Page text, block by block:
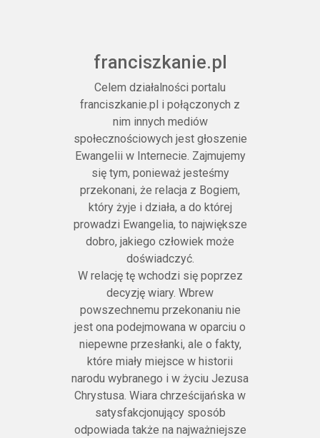
kopalni? Jak przebiegało internowanie? Czy
muzułmanin może dać katolikowi przykład
modlitwy? Co panu Krzysztofowi powiedział św.
Jan Paweł II?
franciszkanie.pl
Celem działalności portalu
franciszkanie.pl i połączonych z
nim innych mediów
społecznościowych jest głoszenie
Ewangelii w Internecie. Zajmujemy
się tym, ponieważ jesteśmy
przekonani, że relacja z Bogiem,
który żyje i działa, a do której
prowadzi Ewangelia, to największe
dobro, jakiego człowiek może
doświadczyć.
W relację tę wchodzi się poprzez
decyzję wiary. Wbrew
powszechnemu przekonaniu nie
jest ona podejmowana w oparciu o
niepewne przesłanki, ale o fakty,
które miały miejsce w historii
narodu wybranego i w życiu Jezusa
Chrystusa. Wiara chrześcijańska w
satysfakcjonujący sposób
odpowiada także na najważniejsze